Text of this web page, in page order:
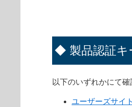
◆ 製品認証キ
以下のいずれかにて確
ユーザーズサイト